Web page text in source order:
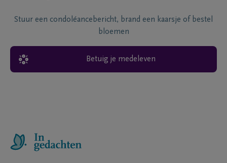
Stuur een condoléancebericht, brand een kaarsje of bestel
bloemen
Betuig je medeleven